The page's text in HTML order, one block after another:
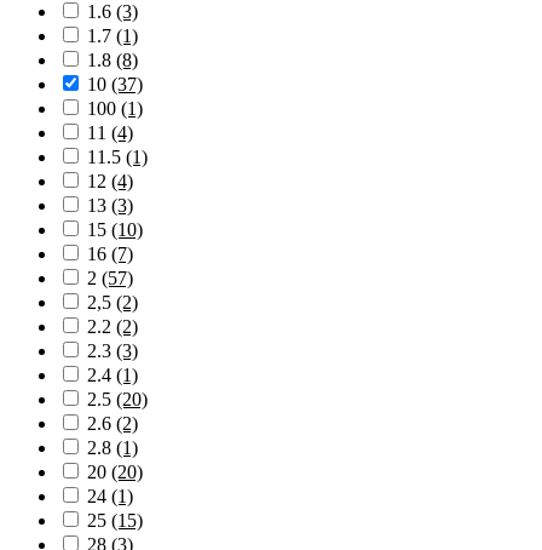
1.6 (3)
1.7 (1)
1.8 (8)
10 (37)
100 (1)
11 (4)
11.5 (1)
12 (4)
13 (3)
15 (10)
16 (7)
2 (57)
2,5 (2)
2.2 (2)
2.3 (3)
2.4 (1)
2.5 (20)
2.6 (2)
2.8 (1)
20 (20)
24 (1)
25 (15)
28 (3)